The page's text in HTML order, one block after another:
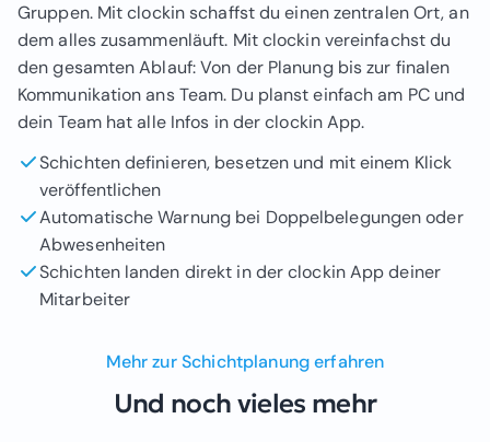
Gruppen. Mit clockin schaffst du einen zentralen Ort, an
dem alles zusammenläuft. Mit clockin vereinfachst du
den gesamten Ablauf: Von der Planung bis zur finalen
Kommunikation ans Team. Du planst einfach am PC und
dein Team hat alle Infos in der clockin App.
Schichten definieren, besetzen und mit einem Klick
veröffentlichen
Automatische Warnung bei Doppelbelegungen oder
Abwesenheiten
Schichten landen direkt in der clockin App deiner
Mitarbeiter
Mehr zur Schichtplanung erfahren
Und noch vieles mehr